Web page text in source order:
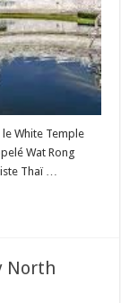
White Temple
Wat Rong
Thaï …
North